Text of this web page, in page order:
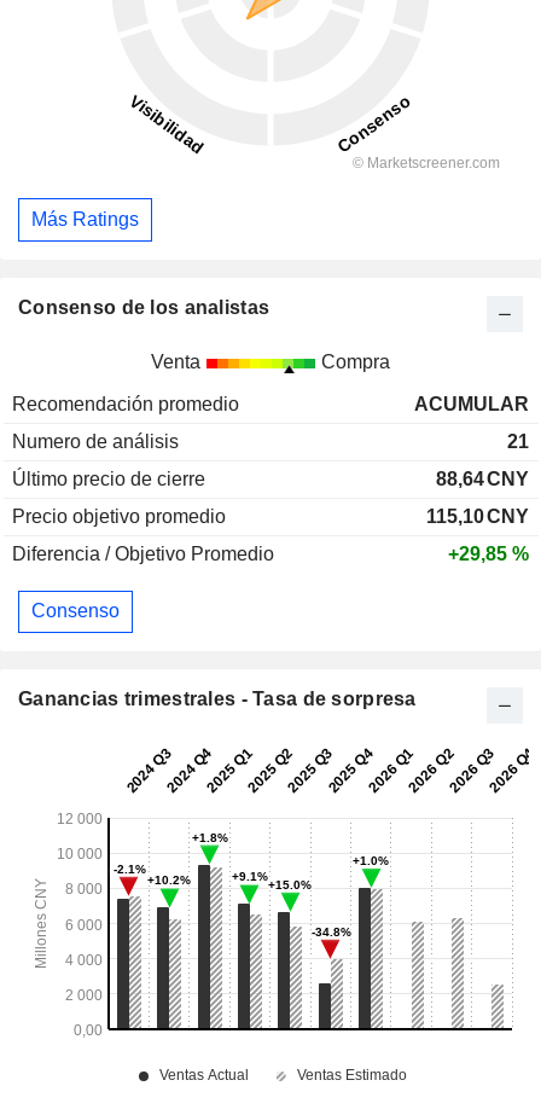
Más Ratings
Consenso de los analistas
Venta Compra
Recomendación promedio
ACUMULAR
Numero de análisis
21
Último precio de cierre
88,64CNY
Precio objetivo promedio
115,10CNY
Diferencia / Objetivo Promedio
+29,85 %
Consenso
Ganancias trimestrales - Tasa de sorpresa